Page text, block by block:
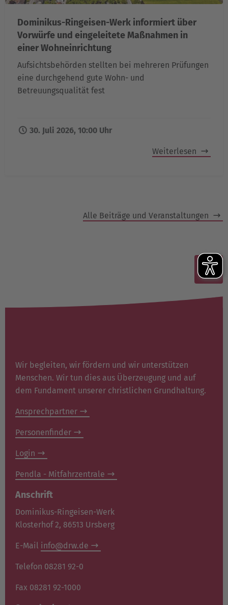
Dominikus-Ringeisen-Werk informiert über
Vorwürfe und eingeleitete Maßnahmen in
einer Wohneinrichtung
Aufsichtsbehörden stellten bei mehreren Prüfungen
eine durchgehend gute Wohn- und
Betreuungsqualität fest
30. Juli 2026, 10:00 Uhr
Weiterlesen
Alle Beiträge und Veranstaltungen
Wir begleiten, wir fördern und wir unterstützen
Menschen. Wir tun dies aus Überzeugung und auf
dem Fundament unserer christlichen Grundhaltung.
Ansprechpartner
Personenfinder
Login
Pendla - Mitfahrzentrale
Anschrift
Dominikus-Ringeisen-Werk
Klosterhof 2, 86513 Ursberg
E-Mail info@drw.de
Telefon 08281 92-0
Fax 08281 92-1000